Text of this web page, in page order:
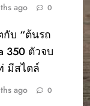
ago 0
กับ “ต้นรถ
350 ตัวจบ
มีสไตล์
ago 0